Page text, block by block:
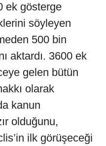
ek gösterge
söyleyen
500 bin
aktardı. 3600 ek
gelen bütün
olarak
kanun
olduğunu,
ilk görüşeceği